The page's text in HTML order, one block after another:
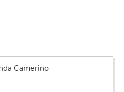
Camerino